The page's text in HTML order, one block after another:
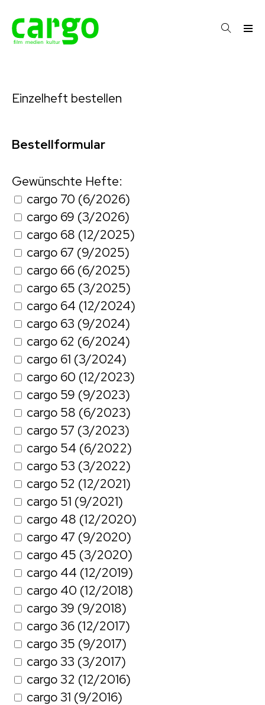
Einzelheft bestellen
Bestellformular
Gewünschte Hefte:
cargo 70 (6/2026)
cargo 69 (3/2026)
cargo 68 (12/2025)
cargo 67 (9/2025)
cargo 66 (6/2025)
cargo 65 (3/2025)
cargo 64 (12/2024)
cargo 63 (9/2024)
cargo 62 (6/2024)
cargo 61 (3/2024)
cargo 60 (12/2023)
cargo 59 (9/2023)
cargo 58 (6/2023)
cargo 57 (3/2023)
cargo 54 (6/2022)
cargo 53 (3/2022)
cargo 52 (12/2021)
cargo 51 (9/2021)
cargo 48 (12/2020)
cargo 47 (9/2020)
cargo 45 (3/2020)
cargo 44 (12/2019)
cargo 40 (12/2018)
cargo 39 (9/2018)
cargo 36 (12/2017)
cargo 35 (9/2017)
cargo 33 (3/2017)
cargo 32 (12/2016)
cargo 31 (9/2016)